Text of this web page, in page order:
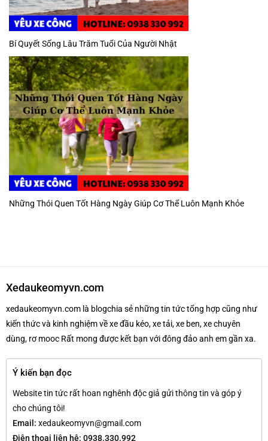
Bí Quyết Sống Lâu Trăm Tuổi Của Người Nhật
Những Thói Quen Tốt Hàng Ngày Giúp Cơ Thể Luôn Mạnh Khỏe
Xedaukeomyvn.com
xedaukeomyvn.com là blogchia sẻ những tin tức tổng hợp cũng như
kiến thức và kinh nghiệm về xe đầu kéo, xe tải, xe ben, xe chuyên
dùng, rơ mooc Rất mong được kết bạn với đông đảo anh em gần xa.
Ý kiến bạn đọc
Website tin tức rất hoan nghênh độc giả gửi thông tin và góp ý
cho chúng tôi!
Email: xedaukeomyvn@gmail.com
Điện thoại liên hệ: 0938.330.992